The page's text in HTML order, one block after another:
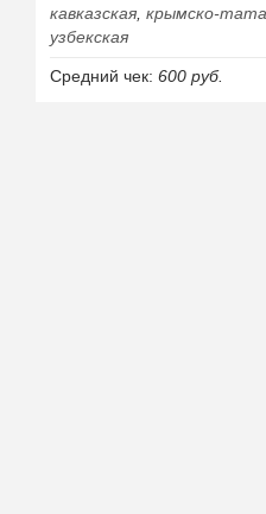
кавказская крымско-
узбекская
Средний чек: 600 руб.